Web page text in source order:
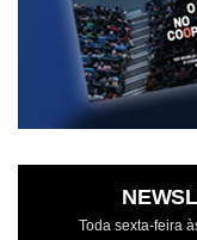
Toda sexta-feira